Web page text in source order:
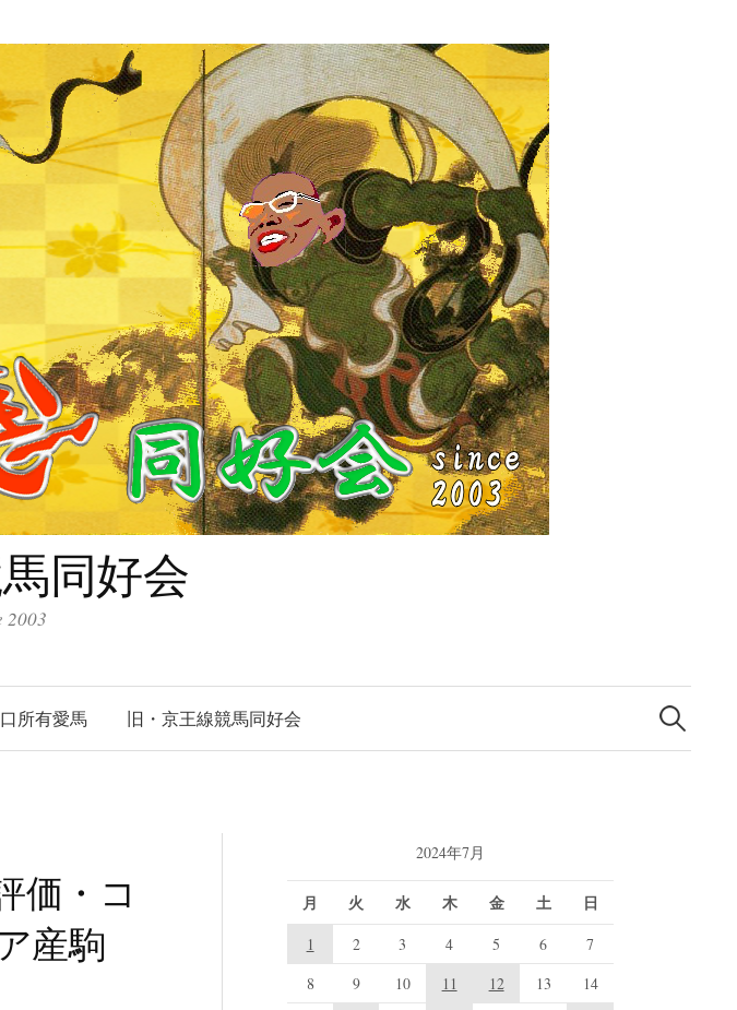
同好会
2003
所有愛馬 旧・京王線競馬同好会
検
索:
価・コ
産駒
2024年7月
月 火 水 木 金 土 日
1 2 3 4 5 6
7
8
9 10 11 12 13
14